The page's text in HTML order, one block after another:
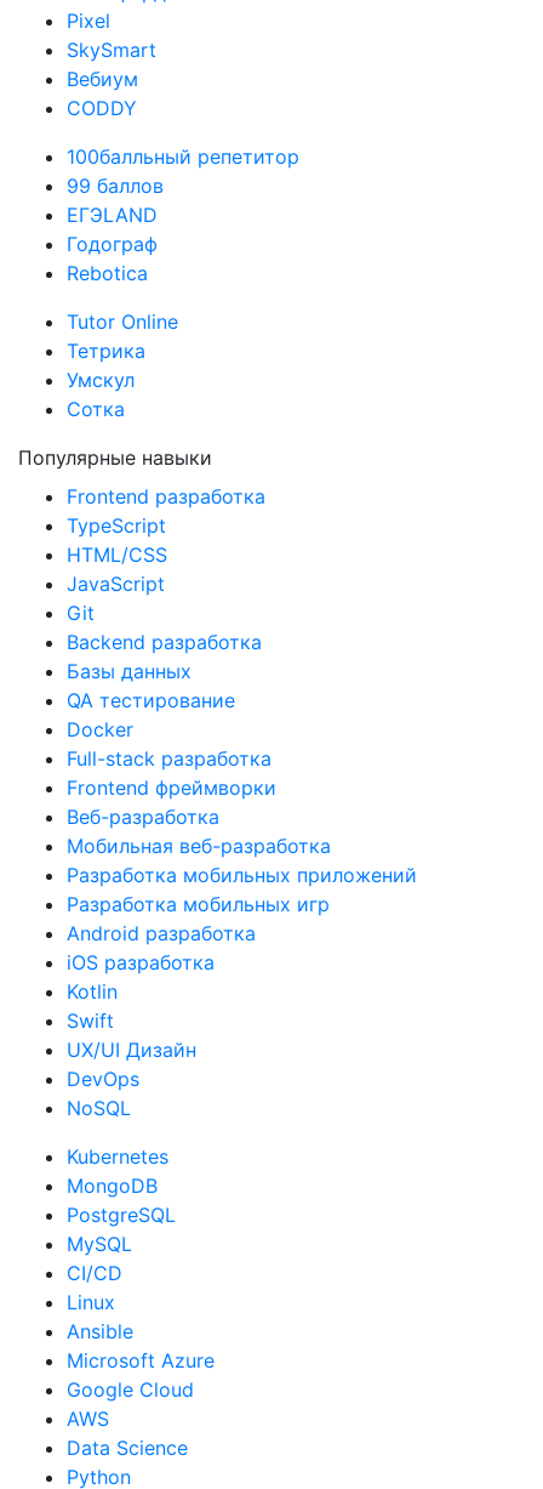
Фоксфорд
Pixel
SkySmart
Вебиум
100балльный репетитор
99 баллов
ЕГЭLAND
Годограф
Tutor Online
Тетрика
Умскул
Frontend разработка
TypeScript
HTML/CSS
JavaScript
Git
Backend разработка
Базы данных
QA тестирование
Docker
Full-stack разработка
Frontend фреймворки
Веб-разработка
Мобильная веб-разработка
Разработка мобильных приложений
Разработка мобильных игр
Android разработка
iOS разработка
Kotlin
Swift
UX/UI Дизайн
DevOps
Kubernetes
MongoDB
PostgreSQL
MySQL
CI/CD
Linux
Ansible
Microsoft Azure
Google Cloud
AWS
Data Science